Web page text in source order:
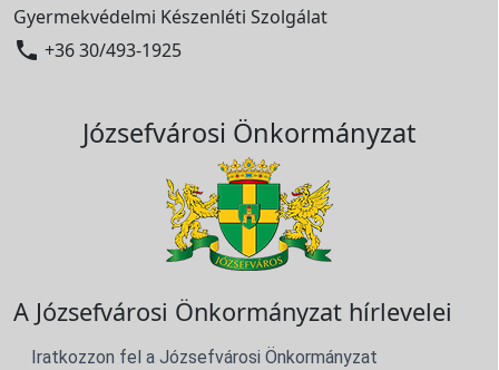
Gyermekvédelmi Készenléti Szolgálat
 +36 30/493-1925
Józsefvárosi Önkormányzat
A Józsefvárosi Önkormányzat hírlevelei
Iratkozzon fel a Józsefvárosi Önkormányzat